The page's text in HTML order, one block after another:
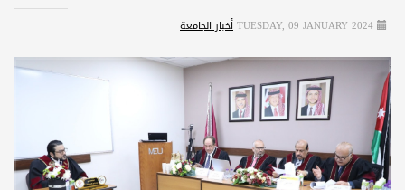
TUESDAY, 09 JANUARY 2024أخبار الجامعة